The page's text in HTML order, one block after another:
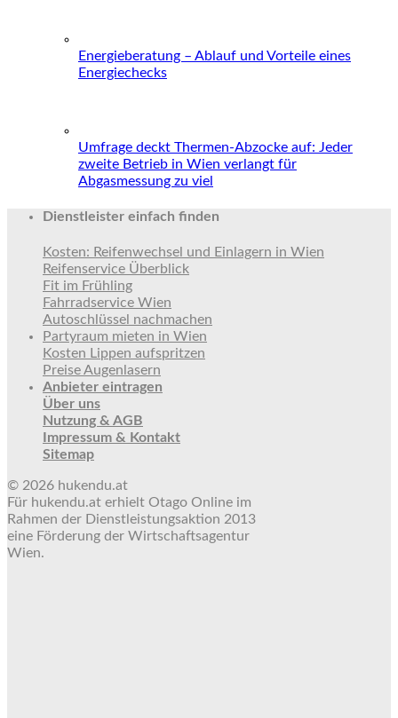
Energieberatung – Ablauf und Vorteile eines
Energiechecks
Umfrage deckt Thermen-Abzocke auf: Jeder
zweite Betrieb in Wien verlangt für
Abgasmessung zu viel
Dienstleister einfach finden
Kosten: Reifenwechsel und Einlagern in Wien
Reifenservice Überblick
Fit im Frühling
Fahrradservice Wien
Autoschlüssel nachmachen
Partyraum mieten in Wien
Kosten Lippen aufspritzen
Preise Augenlasern
Anbieter eintragen
Über uns
Nutzung & AGB
Impressum & Kontakt
Sitemap
© 2026 hukendu.at
Für hukendu.at erhielt Otago Online im
Rahmen der Dienstleistungsaktion 2013
eine Förderung der Wirtschaftsagentur
Wien.